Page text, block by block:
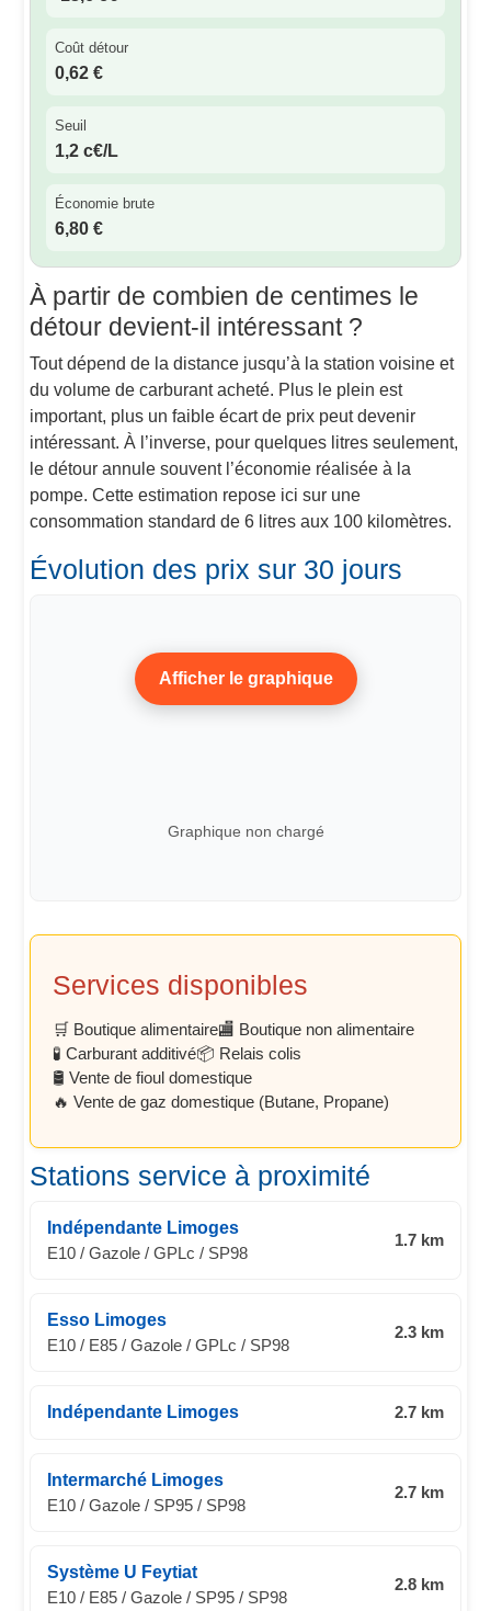
Coût détour
0,62 €
Seuil
1,2 c€/L
Économie brute
6,80 €
À partir de combien de centimes le
détour devient-il intéressant ?
Tout dépend de la distance jusqu’à la station voisine et
du volume de carburant acheté. Plus le plein est
important, plus un faible écart de prix peut devenir
intéressant. À l’inverse, pour quelques litres seulement,
le détour annule souvent l’économie réalisée à la
pompe. Cette estimation repose ici sur une
consommation standard de 6 litres aux 100 kilomètres.
Évolution des prix sur 30 jours
Afficher le graphique
Graphique non chargé
Services disponibles
🛒 Boutique alimentaire🏬 Boutique non alimentaire
🧪 Carburant additivé📦 Relais colis
🛢️ Vente de fioul domestique
🔥 Vente de gaz domestique (Butane, Propane)
Stations service à proximité
Indépendante Limoges
E10 / Gazole / GPLc / SP98
1.7 km
Esso Limoges
E10 / E85 / Gazole / GPLc / SP98
2.3 km
Indépendante Limoges 2.7 km
Intermarché Limoges
E10 / Gazole / SP95 / SP98
2.7 km
Système U Feytiat
E10 / E85 / Gazole / SP95 / SP98
2.8 km